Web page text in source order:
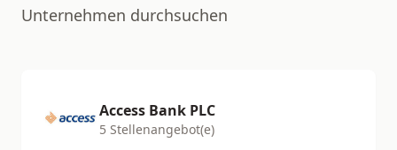
Unternehmen durchsuchen
Access Bank PLC
5 Stellenangebot(e)